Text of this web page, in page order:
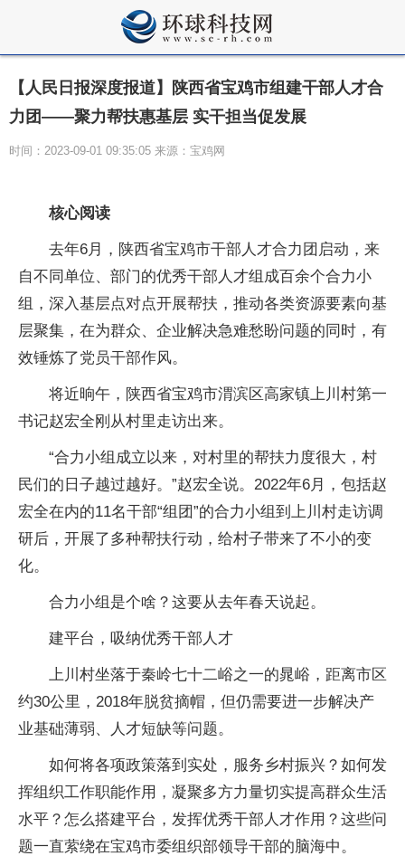
【人民日报深度报道】陕西省宝鸡市组建干部人才合
力团——聚力帮扶惠基层 实干担当促发展
时间：2023-09-01 09:35:05 来源：宝鸡网
核心阅读
去年6月，陕西省宝鸡市干部人才合力团启动，来
自不同单位、部门的优秀干部人才组成百余个合力小
组，深入基层点对点开展帮扶，推动各类资源要素向基
层聚集，在为群众、企业解决急难愁盼问题的同时，有
效锤炼了党员干部作风。
将近晌午，陕西省宝鸡市渭滨区高家镇上川村第一
书记赵宏全刚从村里走访出来。
“合力小组成立以来，对村里的帮扶力度很大，村
民们的日子越过越好。”赵宏全说。2022年6月，包括赵
宏全在内的11名干部“组团”的合力小组到上川村走访调
研后，开展了多种帮扶行动，给村子带来了不小的变
化。
合力小组是个啥？这要从去年春天说起。
建平台，吸纳优秀干部人才
上川村坐落于秦岭七十二峪之一的晁峪，距离市区
约30公里，2018年脱贫摘帽，但仍需要进一步解决产
业基础薄弱、人才短缺等问题。
如何将各项政策落到实处，服务乡村振兴？如何发
挥组织工作职能作用，凝聚多方力量切实提高群众生活
水平？怎么搭建平台，发挥优秀干部人才作用？这些问
题一直萦绕在宝鸡市委组织部领导干部的脑海中。